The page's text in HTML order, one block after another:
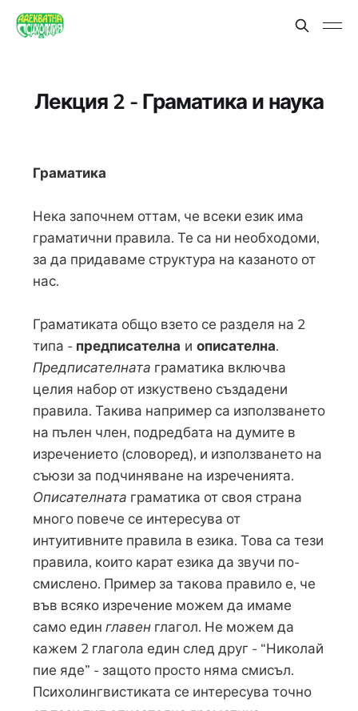
Лекция 2 - Граматика и наука
Граматика
Нека започнем оттам, че всеки език има
граматични правила. Те са ни необходоми,
за да придаваме структура на казаното от
нас.
Граматиката общо взето се разделя на 2
типа - предписателна и описателна.
Предписателната граматика включва
целия набор от изкуствено създадени
правила. Такива например са използването
на пълен член, подредбата на думите в
изречението (словоред), и използването на
съюзи за подчиняване на изреченията.
Описателната граматика от своя страна
много повече се интересува от
интуитивните правила в езика. Това са тези
правила, които карат езика да звучи по-
смислено. Пример за такова правило е, че
във всяко изречение можем да имаме
само един главенглагол. Не можем да
кажем 2 глагола един след друг - “Николай
пие яде” - защото просто няма смисъл.
Психолингвистиката се интересува точно